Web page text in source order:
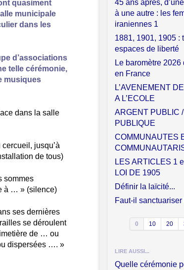
quasiment
municipale
dans les
d’associations
telle cérémonie,
musiques
dans la salle
jusqu’à
de tous)
sommes
à … » (silence)
ses dernières
se déroulent
de … ou
dispersées …. »
45 ans après,
à une autre : les
iraniennes 1
1881, 1901, 1905 :
espaces de liberté
Le baromètre
en France
L’AVENEMENT
A L’ECOLE
ARGENT PUBLIC
PUBLIQUE
COMMUNAUTES
LES ARTICLES 1
LOI DE 1905
Définir la laïcité...
Faut-il sanctuariser
0 10 20
LIRE AUSSI...
Quelle cérémonie